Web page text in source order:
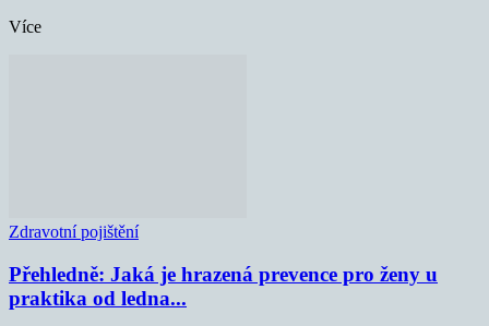
Více
Zdravotní pojištění
Přehledně: Jaká je hrazená prevence pro ženy u
praktika od ledna...